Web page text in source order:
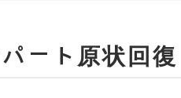
ート原状回復